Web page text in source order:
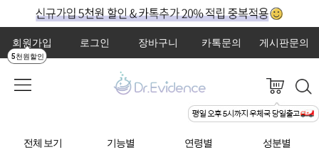
회원가입
5천원할인
로그인 장바구니 카톡문의 게시판문의
전체 보기 기능별 연령별 성분별